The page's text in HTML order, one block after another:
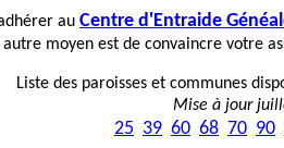
au Centre d'Entraide
autre moyen est de convaincre votre
Liste des paroisses et communes
Mise à jour
25 39 60 68 70 90